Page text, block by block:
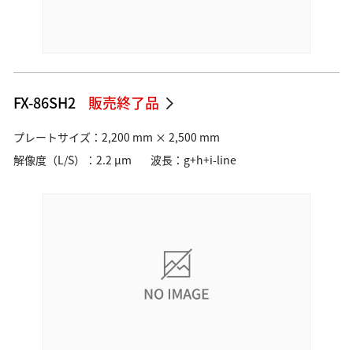
FX-86SH2 販売終了品
プレートサイズ：2,200 mm × 2,500 mm
解像度（L/S）：2.2 µm
波長：g+h+i-line